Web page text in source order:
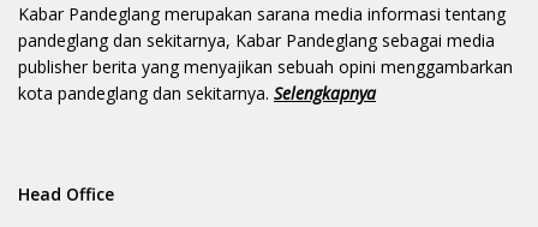
Kabar Pandeglang merupakan sarana media informasi tentang
pandeglang dan sekitarnya, Kabar Pandeglang sebagai media
publisher berita yang menyajikan sebuah opini menggambarkan
kota pandeglang dan sekitarnya. Selengkapnya
Head Office